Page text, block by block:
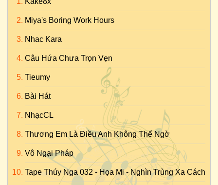
Miya's Boring Work Hours
Nhac Kara
Câu Hứa Chưa Trọn Vẹn
Tieumy
Bài Hát
NhạcCL
Thương Em Là Điều Anh Không Thể Ngờ
Vô Ngại Pháp
Tape Thúy Nga 032 - Họa Mi - Nghìn Trùng Xa Cách